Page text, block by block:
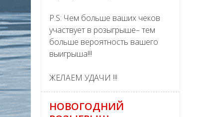
P.S: Чем больше ваших чеков
участвует в розыгрыше– тем
больше вероятность вашего
выигрыша!!!
ЖЕЛАЕМ УДАЧИ !!!
НОВОГОДНИЙ